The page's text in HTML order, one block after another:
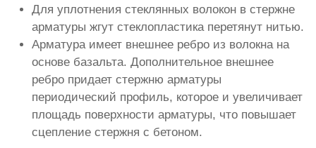
Для уплотнения стеклянных волокон в стержне
арматуры жгут стеклопластика перетянут нитью.
Арматура имеет внешнее ребро из волокна на
основе базальта. Дополнительное внешнее
ребро придает стержню арматуры
периодический профиль, которое и увеличивает
площадь поверхности арматуры, что повышает
сцепление стержня с бетоном.